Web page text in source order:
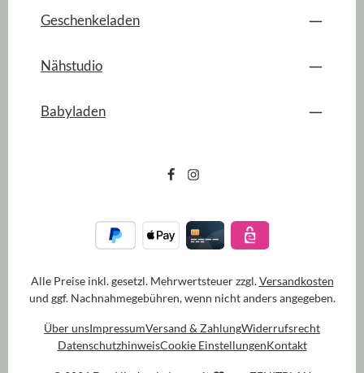
Geschenkeladen
Nähstudio
Babyladen
Alle Preise inkl. gesetzl. Mehrwertsteuer zzgl.Versandkosten
und ggf. Nachnahmegebühren, wenn nicht anders angegeben.
Über unsImpressumVersand & ZahlungWiderrufsrecht
DatenschutzhinweisCookie EinstellungenKontakt